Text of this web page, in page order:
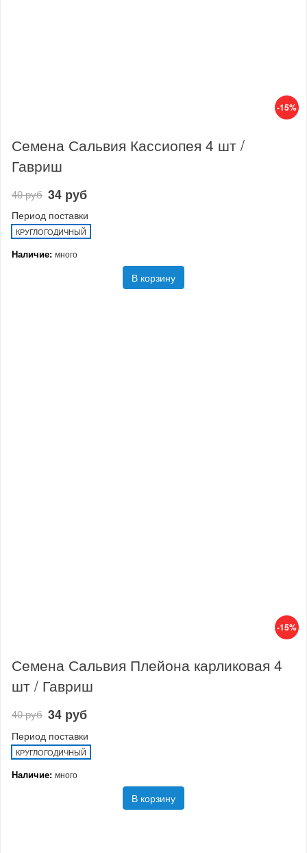
-15%
Семена Сальвия Кассиопея 4 шт /
Гавриш
40 руб 34 руб
Период поставки
КРУГЛОГОДИЧНЫЙ
Наличие: много
В корзину
-15%
Семена Сальвия Плейона карликовая 4
шт / Гавриш
40 руб 34 руб
Период поставки
КРУГЛОГОДИЧНЫЙ
Наличие: много
В корзину